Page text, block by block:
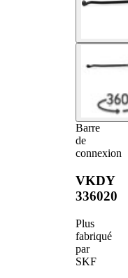
Barre
de
connexion
VKDY
336020
Plus
fabriqué
par
SKF